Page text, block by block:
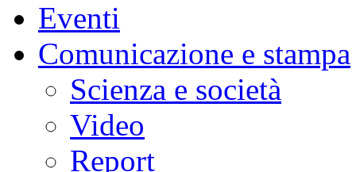
Eventi
Comunicazione e stampa
Scienza e società
Video
Report